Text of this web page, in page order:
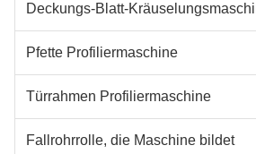
Deckungs-Blatt-
Pfette Profiliermaschine
Türrahmen Profiliermaschine
Fallrohrrolle, die Maschine bildet